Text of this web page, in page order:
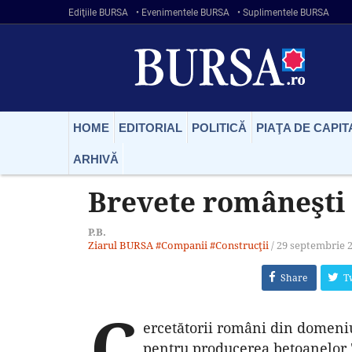
Ediţiile BURSA • Evenimentele BURSA • Suplimentele BURSA
HOME EDITORIAL POLITICĂ PIAŢA DE
ARHIVĂ
Brevete
P.B.
Ziarul BURSA #Companii #Construcţii / 29 septembrie
Share
ercetătorii români din
pentru producerea